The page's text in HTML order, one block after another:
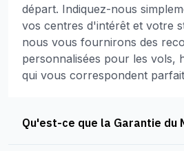
départ. Indiquez-nous
vos centres d'intérêt et votre
nous vous fournirons des
personnalisées pour les vols,
qui vous correspondent
Qu'est-ce que la Garantie du